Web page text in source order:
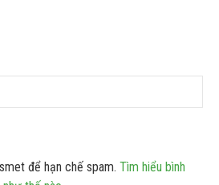
để hạn chế spam. Tìm hiểu bình